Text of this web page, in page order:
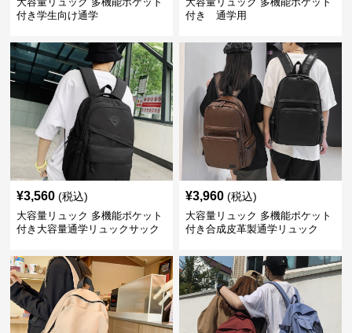
付き学生向け通学
付き 通学用
¥3,560 (税込)
大容量リュック 多機能ポケット
付き大容量通学リュックサック
¥3,960 (税込)
大容量リュック 多機能ポケット
付き合成皮革製通学リュック